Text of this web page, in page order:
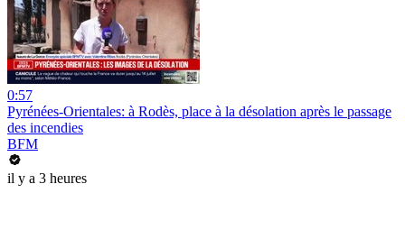
0:57
Pyrénées-Orientales: à Rodès, place à la désolation après le passage
des incendies
BFM
il y a 3 heures